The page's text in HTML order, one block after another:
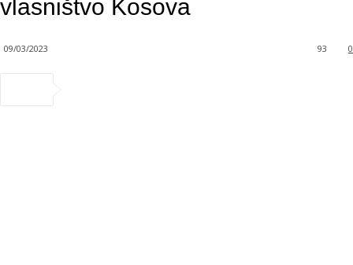
vlasništvo Kosova
09/03/2023 0
93